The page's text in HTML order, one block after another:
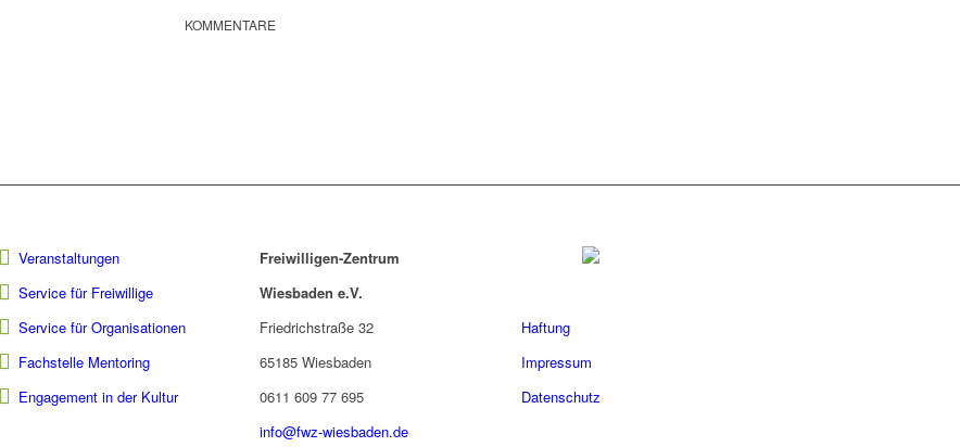
KOMMENTARE
Veranstaltungen
Service für Freiwillige
Service für Organisationen
Fachstelle Mentoring
Engagement in der Kultur
Freiwilligen-Zentrum
Wiesbaden e.V.
Friedrichstraße 32
65185 Wiesbaden
0611 609 77 695
info@fwz-wiesbaden.de
Haftung
Impressum
Datenschutz